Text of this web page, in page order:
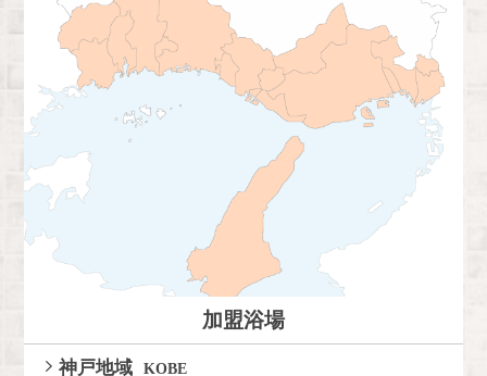
加盟浴場
神戸地域 KOBE